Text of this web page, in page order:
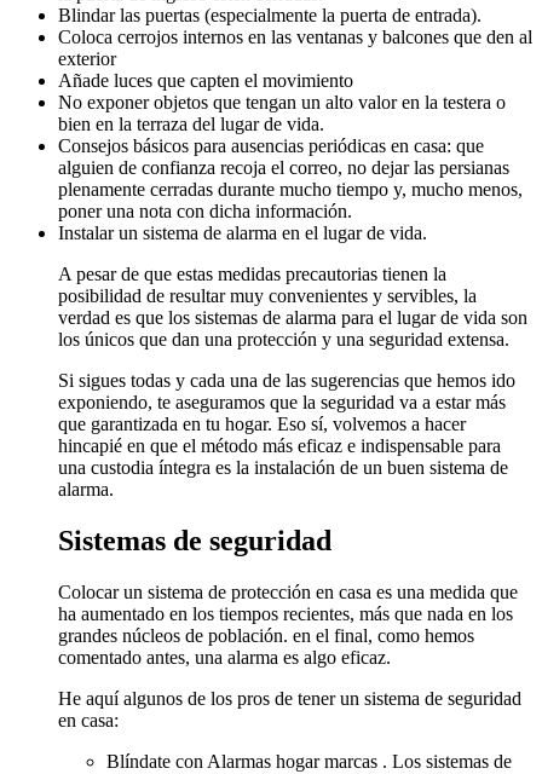
Blindar las puertas (especialmente la puerta de entrada).
Coloca cerrojos internos en las ventanas y balcones que den al
exterior
Añade luces que capten el movimiento
No exponer objetos que tengan un alto valor en la testera o
bien en la terraza del lugar de vida.
Consejos básicos para ausencias periódicas en casa: que
alguien de confianza recoja el correo, no dejar las persianas
plenamente cerradas durante mucho tiempo y, mucho menos,
poner una nota con dicha información.
Instalar un sistema de alarma en el lugar de vida.
A pesar de que estas medidas precautorias tienen la
posibilidad de resultar muy convenientes y servibles, la
verdad es que los sistemas de alarma para el lugar de vida son
los únicos que dan una protección y una seguridad extensa.
Si sigues todas y cada una de las sugerencias que hemos ido
exponiendo, te aseguramos que la seguridad va a estar más
que garantizada en tu hogar. Eso sí, volvemos a hacer
hincapié en que el método más eficaz e indispensable para
una custodia íntegra es la instalación de un buen sistema de
alarma.
Sistemas de seguridad
Colocar un sistema de protección en casa es una medida que
ha aumentado en los tiempos recientes, más que nada en los
grandes núcleos de población. en el final, como hemos
comentado antes, una alarma es algo eficaz.
He aquí algunos de los pros de tener un sistema de seguridad
en casa:
Blíndate con Alarmas hogar marcas . Los sistemas de